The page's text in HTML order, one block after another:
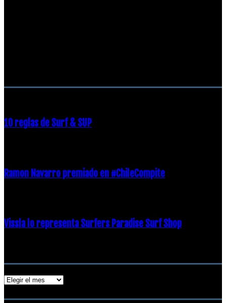
10 reglas de Surf & SUP
Ramon Navarro premiado en #ChileCompite
Vissla lo representa Surfers Paradise Surf Shop
Archivos